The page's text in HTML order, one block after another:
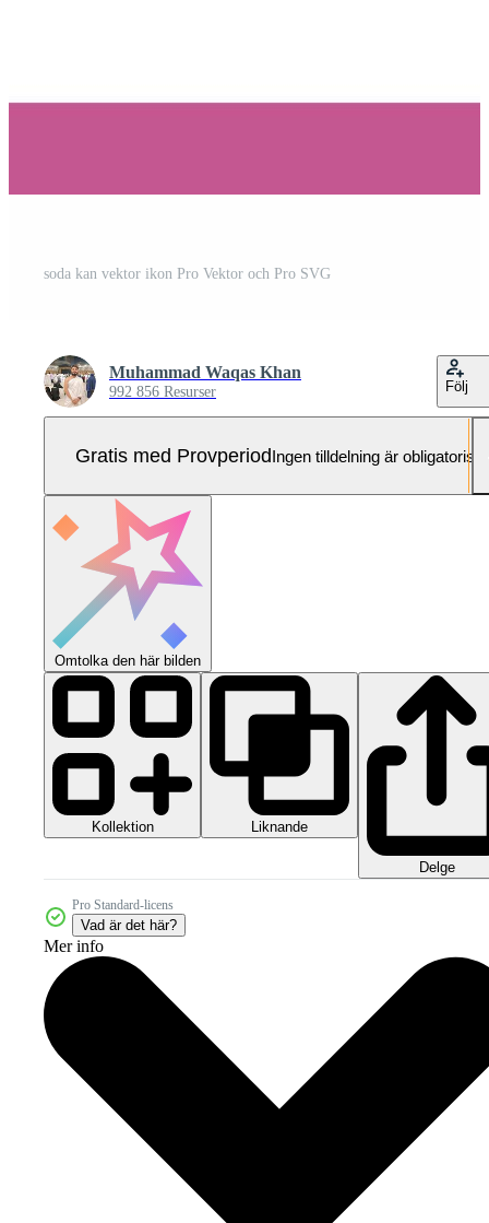
soda kan vektor ikon Pro Vektor och Pro SVG
Muhammad Waqas Khan
992 856 Resurser Följ
Gratis med ProvperiodIngen tilldelning är obligatorisk
Omtolka den här bilden
Kollektion Liknande
Delge
Pro Standard-licens
Vad är det här?
Mer info